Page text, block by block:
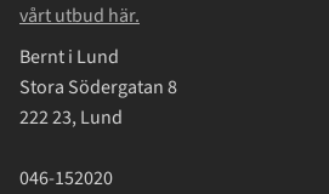
vårt utbud här.
Bernt i Lund
Stora Södergatan 8
222 23, Lund
046-152020